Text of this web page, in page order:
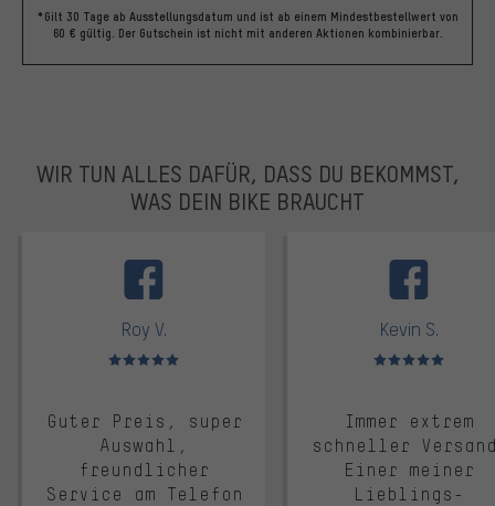
*Gilt 30 Tage ab Ausstellungsdatum und ist ab einem Mindestbestellwert von
60 € gültig. Der Gutschein ist nicht mit anderen Aktionen kombinierbar.
WIR TUN ALLES DAFÜR, DASS DU BEKOMMST,
WAS DEIN BIKE BRAUCHT
Roy V.
Bewertungen: 5 von 5
Guter Preis, super
Auswahl,
freundlicher
Service am Telefon
Kevin S.
Bewertungen: 5 von 5
Immer extrem
schneller
Einer meiner
Lieblings-